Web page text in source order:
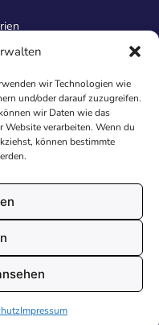
wir Technologien wie
und/oder darauf zuzugreifen.
wir Daten wie das
Website verarbeiten. Wenn du
können bestimmte
Impressum
vorbehalten. Made with